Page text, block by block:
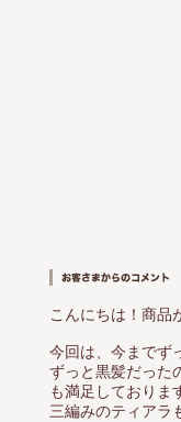
こんにちは！商品
今回は、今までず
ずっと黒髪だった
も満足しておりま
三編みのティアラ